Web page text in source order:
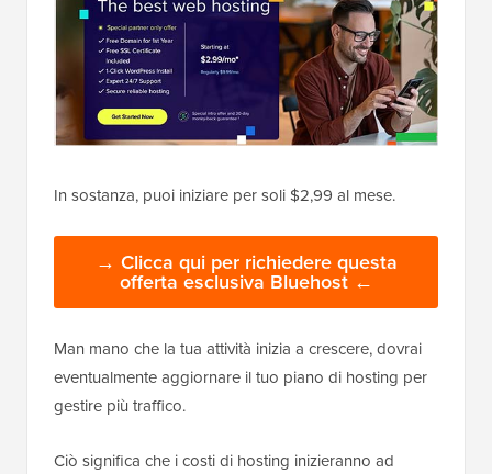
In sostanza, puoi iniziare per soli $2,99 al mese.
→ Clicca qui per richiedere questa
offerta esclusiva Bluehost ←
Man mano che la tua attività inizia a crescere, dovrai
eventualmente aggiornare il tuo piano di hosting per
gestire più traffico.
Ciò significa che i costi di hosting inizieranno ad